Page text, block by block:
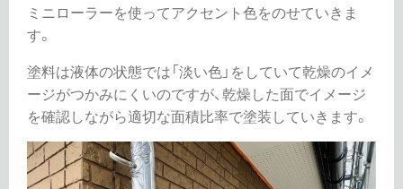
ミニローラーを使ってアクセント色をのせていきま
す。
塗料は液体の状態では「淡い色」をしていて乾燥のイメ
ージがつかみにくいのですが、乾燥した面でイメージ
を確認しながら適切な面積比率で塗装していきます。